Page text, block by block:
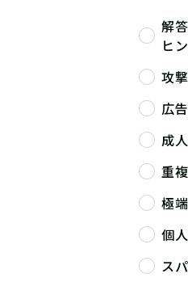
解
ヒ
攻
広
成
重
極
個
ス